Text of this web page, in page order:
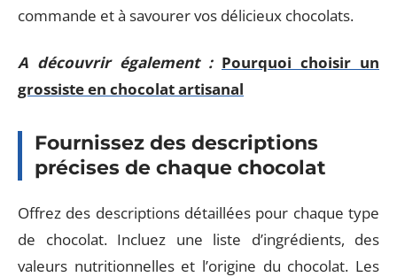
commande et à savourer vos délicieux chocolats.
A découvrir également : Pourquoi choisir un
grossiste en chocolat artisanal
Fournissez des descriptions
précises de chaque chocolat
Offrez des descriptions détaillées pour chaque type
de chocolat. Incluez une liste d’ingrédients, des
valeurs nutritionnelles et l’origine du chocolat. Les